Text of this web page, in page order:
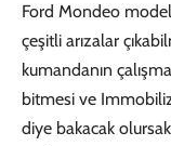
Ford Mondeo
çeşitli arızalar
kumandanın
bitmesi ve
diye bakacak